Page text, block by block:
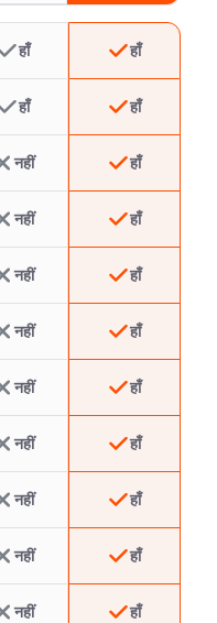
हाँ हाँ
हाँ हाँ
नहीं हाँ
नहीं हाँ
नहीं हाँ
नहीं हाँ
नहीं हाँ
नहीं हाँ
नहीं हाँ
नहीं हाँ
नहीं हाँ